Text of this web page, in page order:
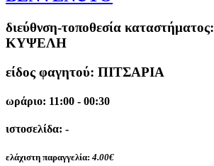
διεύθνση-τοποθεσία καταστήματος:
ΚΥΨΕΛΗ
είδος φαγητού: ΠΙΤΣΑΡΙΑ
ωράριο: 11:00 - 00:30
ιστοσελίδα: -
ελάχιστη παραγγελία: 4.00€